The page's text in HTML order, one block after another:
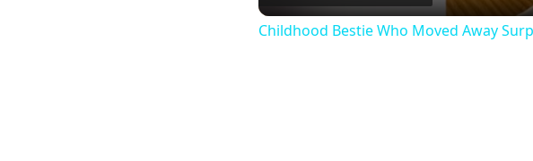
Childhood Bestie Who Moved Away